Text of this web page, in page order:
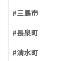
#三島市
#長泉町
#清水町